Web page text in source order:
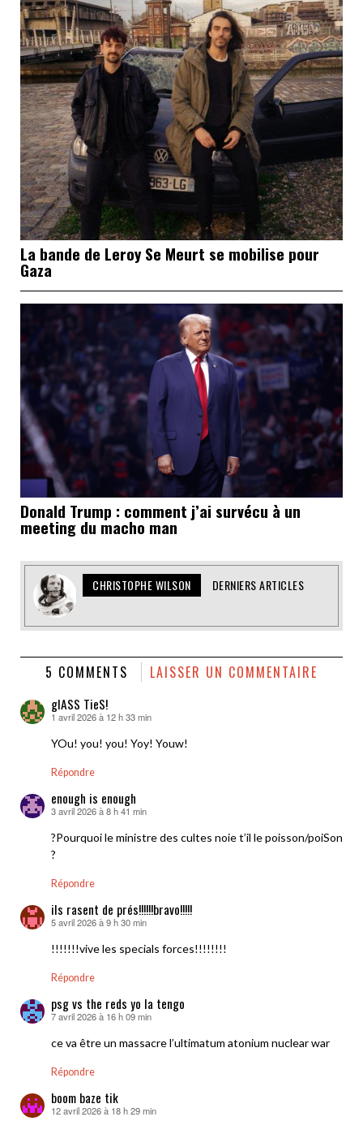
La bande de Leroy Se Meurt se mobilise pour
Gaza
Donald Trump : comment j’ai survécu à un
meeting du macho man
CHRISTOPHE WILSON DERNIERS ARTICLES
5 COMMENTS LAISSER UN COMMENTAIRE
glASS TieS!
dit :
1 avril 2026 à 12 h 33 min
YOu! you! you! Yoy! Youw!
Répondre
enough is enough
dit :
3 avril 2026 à 8 h 41 min
?Pourquoi le ministre des cultes noie t’il le poisson/poiSon
?
Répondre
ils rasent de prés!!!!!!bravo!!!!!
dit :
5 avril 2026 à 9 h 30 min
!!!!!!!vive les specials forces!!!!!!!!
Répondre
psg vs the reds yo la tengo
dit :
7 avril 2026 à 16 h 09 min
ce va être un massacre l’ultimatum atonium nuclear war
Répondre
boom baze tik
dit :
12 avril 2026 à 18 h 29 min